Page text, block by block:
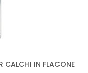
CALCHI IN FLACONE